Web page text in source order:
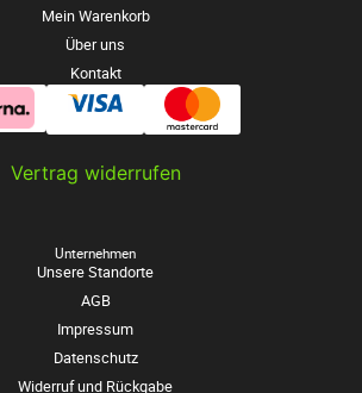
Mein Warenkorb
Über uns
Kontakt
Vertrag widerrufen
Unternehmen
Unsere Standorte
AGB
Impressum
Datenschutz
Widerruf und Rückgabe